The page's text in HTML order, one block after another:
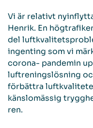
Vi är relativt
Henrik. En
del
ingenting som vi
corona- pandemin
luftreningslösning
förbättra
känslomässig
ren.